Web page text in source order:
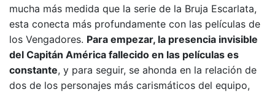
mucha más medida que la serie de la Bruja Escarlata,
esta conecta más profundamente con las películas de
los Vengadores. Para empezar, la presencia invisible
del Capitán América fallecido en las películas es
constante, y para seguir, se ahonda en la relación de
dos de los personajes más carismáticos del equipo,